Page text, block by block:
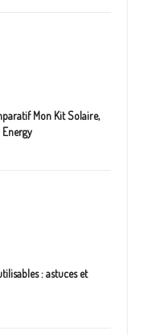
Mon Kit Solaire,
Energy
: astuces et